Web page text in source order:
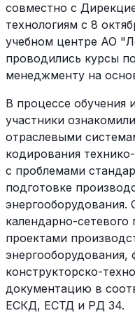
совместно с
технологиям с 8
учебном центре АО
проводились курсы
менеджменту на
В процессе обучения
участники
отраслевыми
кодирования
с проблемами
подготовке
календарно-сетевого
проектами
конструкторско-
документацию в
ЕСКД, ЕСТД и РД 34.